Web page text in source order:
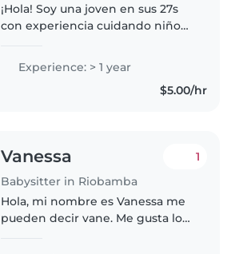
¡Hola! Soy una joven en sus 27s
con experiencia cuidando niños
Me encanta jugar y hacer
actividades divertidas con los
niños. Además, Como madre,
Experience: > 1 year
$5.00/hr
Vanessa
Babysitter in Riobamba
1
Hola, mi nombre es Vanessa me
pueden decir vane. Me gusta los